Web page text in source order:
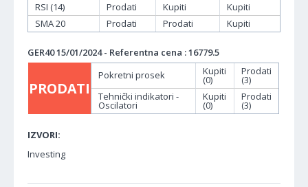
RSI (14)
Prodati Kupiti
Kupiti
SMA 20
Prodati Prodati Kupiti
GER40 15/01/2024 - Referentna cena : 16779.5
PRODATI
Pokretni prosek Kupiti
(0)
Prodati
(3)
Tehnički indikatori -
Oscilatori
Kupiti
(0)
Prodati
(3)
IZVORI:
Investing